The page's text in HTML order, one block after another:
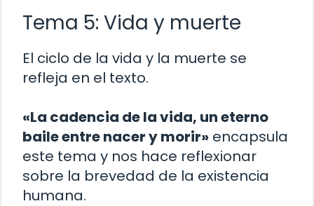
Tema 5: Vida y muerte
El ciclo de la vida y la muerte se
refleja en el texto.
«La cadencia de la vida, un eterno
baile entre nacer y morir» encapsula
este tema y nos hace reflexionar
sobre la brevedad de la existencia
humana.